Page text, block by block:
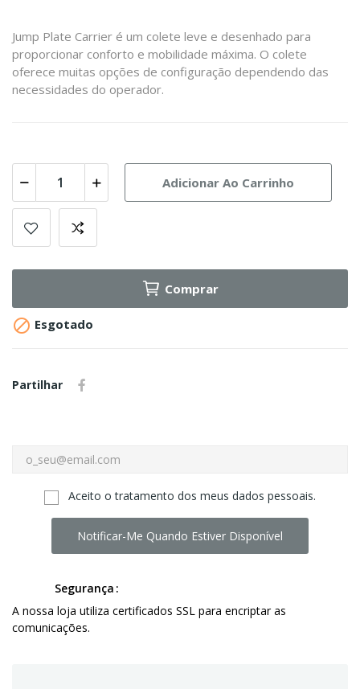
Jump Plate Carrier é um colete leve e desenhado para
proporcionar conforto e mobilidade máxima. O colete
oferece muitas opções de configuração dependendo das
necessidades do operador.
Adicionar Ao Carrinho
Comprar
 Esgotado
Partilhar
Aceito o tratamento dos meus dados pessoais.
Notificar-Me Quando Estiver Disponível
Segurança
A nossa loja utiliza certificados SSL para encriptar as
comunicações.